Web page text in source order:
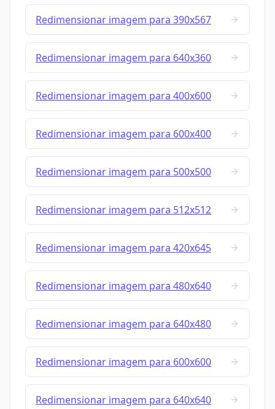
Redimensionar imagem para 390x567
Redimensionar imagem para 640x360
Redimensionar imagem para 400x600
Redimensionar imagem para 600x400
Redimensionar imagem para 500x500
Redimensionar imagem para 512x512
Redimensionar imagem para 420x645
Redimensionar imagem para 480x640
Redimensionar imagem para 640x480
Redimensionar imagem para 600x600
Redimensionar imagem para 640x640